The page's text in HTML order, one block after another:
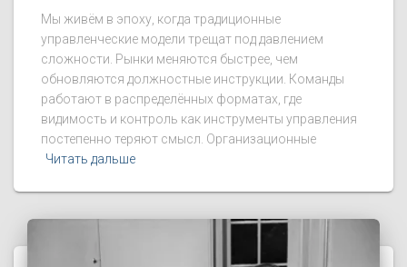
Мы живём в эпоху, когда традиционные
управленческие модели трещат под давлением
сложности. Рынки меняются быстрее, чем
обновляются должностные инструкции. Команды
работают в распределённых форматах, где
видимость и контроль как инструменты управления
постепенно теряют смысл. Организационные
Читать дальше